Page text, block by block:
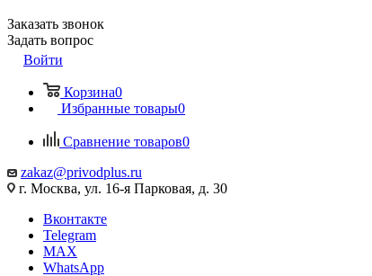
Заказать звонок
Задать вопрос
Войти
Корзина0
Избранные товары0
Сравнение товаров0
zakaz@privodplus.ru
г. Москва, ул. 16-я Парковая, д. 30
Вконтакте
Telegram
MAX
WhatsApp